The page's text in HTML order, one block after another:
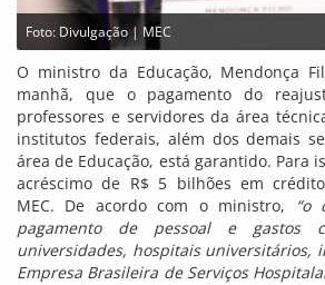
Foto: Divulgação | MEC
O ministro da Educação, Mendonça
manhã, que o pagamento do
professores e servidores da área
institutos federais, além dos demais
área de Educação, está garantido. Para
acréscimo de R$ 5 bilhões em
MEC. De acordo com o ministro,
“o
pagamento de pessoal e gastos
universidades, hospitais universitários,
Empresa Brasileira de Serviços